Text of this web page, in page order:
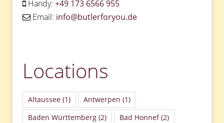
Handy: +49 173 6566 955
Email: info@butlerforyou.de
Locations
Altaussee (1) Antwerpen (1)
Baden Württemberg (2) Bad Honnef(2)